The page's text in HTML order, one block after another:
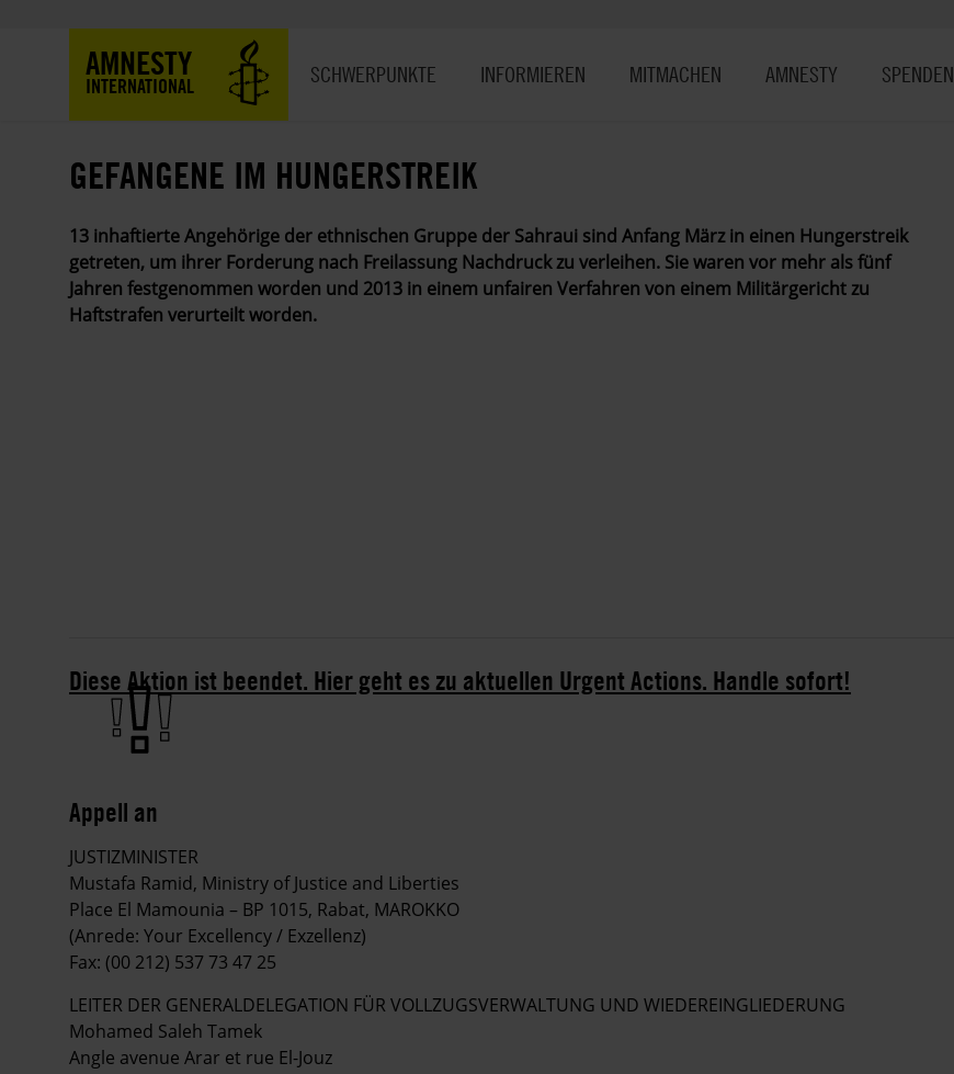
AMNESTY
INTERNATIONAL SCHWERPUNKTE INFORMIEREN MITMACHEN AMNESTY SPENDEN
GEFANGENE IM HUNGERSTREIK
13 inhaftierte Angehörige der ethnischen Gruppe der Sahraui sind Anfang März in einen Hungerstreik
getreten, um ihrer Forderung nach Freilassung Nachdruck zu verleihen. Sie waren vor mehr als fünf
Jahren festgenommen worden und 2013 in einem unfairen Verfahren von einem Militärgericht zu
Haftstrafen verurteilt worden.
Diese Aktion ist beendet. Hier geht es zu aktuellen Urgent Actions. Handle sofort!
Appell an
JUSTIZMINISTER
Mustafa Ramid, Ministry of Justice and Liberties
Place El Mamounia – BP 1015, Rabat, MAROKKO
(Anrede: Your Excellency / Exzellenz)
Fax: (00 212) 537 73 47 25
LEITER DER GENERALDELEGATION FÜR VOLLZUGSVERWALTUNG UND WIEDEREINGLIEDERUNG
Mohamed Saleh Tamek
Angle avenue Arar et rue El-Jouz